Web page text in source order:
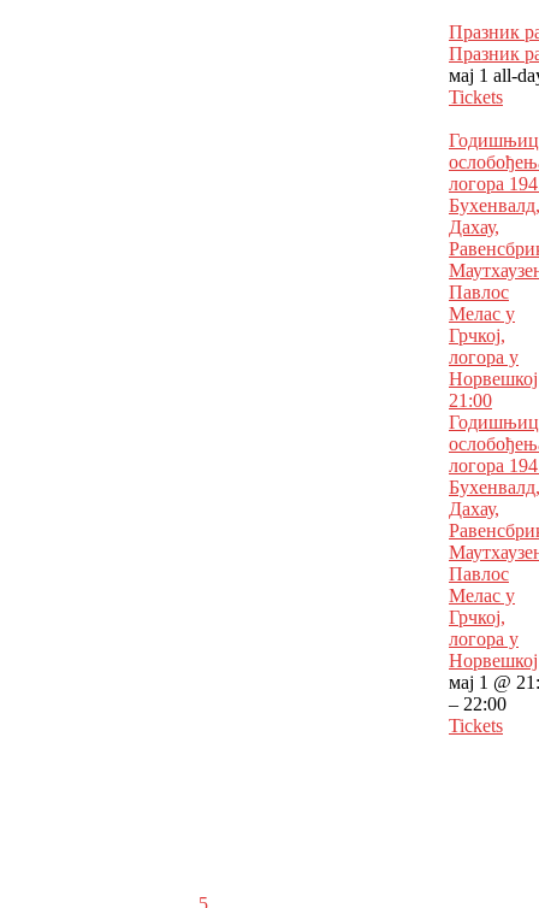
Празник
Празник
мај 1 all-
Tickets
логора
Бухенвалд,
Дахау,
Павлос
Мелас у
Грчкој,
логора у
Норвешкој
21:00
логора
Бухенвалд,
Дахау,
Павлос
Мелас у
Грчкој,
логора у
Норвешкој
мај 1 @
– 22:00
Tickets
5